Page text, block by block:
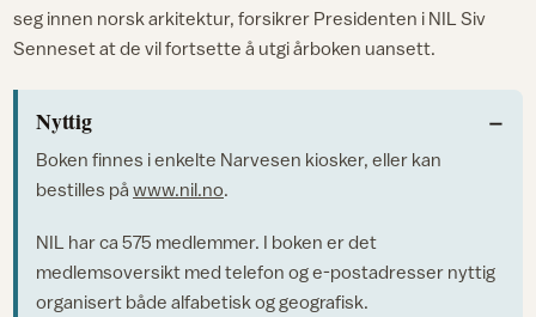
seg innen norsk arkitektur, forsikrer Presidenten i NIL Siv
Senneset at de vil fortsette å utgi årboken uansett.
Nyttig
Boken finnes i enkelte Narvesen kiosker, eller kan
bestilles på www.nil.no.
NIL har ca 575 medlemmer. I boken er det
medlemsoversikt med telefon og e-postadresser nyttig
organisert både alfabetisk og geografisk.